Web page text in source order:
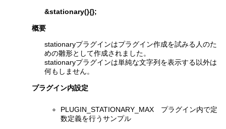
&stationary(){};
概要
stationaryプラグインはプラグイン作成を試みる人のた
めの雛形として作成されました。
stationaryプラグインは単純な文字列を表示する以外は
何もしません。
プラグイン内設定
PLUGIN_STATIONARY_MAX プラグイン内で定
数定義を行うサンプル